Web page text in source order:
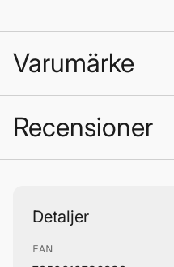
Varumärke
Adela
Recensioner
Detaljer
EAN